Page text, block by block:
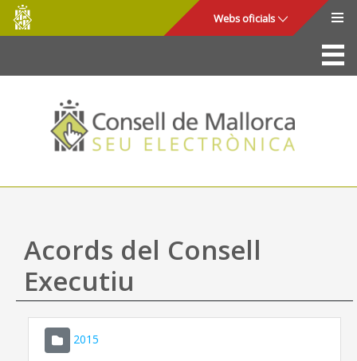
Salta al contingut principal
Consell
de
Mallorca
Webs oficials
La Seu
Consell de Mallorca
Accés i seguretat
Utilitats
Ajuda
Acords del Consell
Executiu
2015